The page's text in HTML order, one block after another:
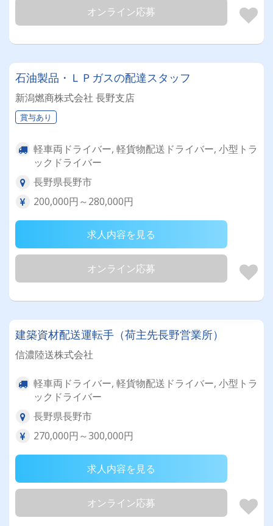
オンライン応募
石油製品・ＬＰガスの配達スタッフ
新潟燃商株式会社 長野支店
賞与あり
軽車両ドライバー, 軽貨物配送ドライバー, 小型トラ
ックドライバー
長野県長野市
200,000円～280,000円
求人内容を見る
オンライン応募
建築資材配送運転手（荷主先長野営業所）
信濃陸送株式会社
軽車両ドライバー, 軽貨物配送ドライバー, 小型トラ
ックドライバー
長野県長野市
270,000円～300,000円
求人内容を見る
オンライン応募